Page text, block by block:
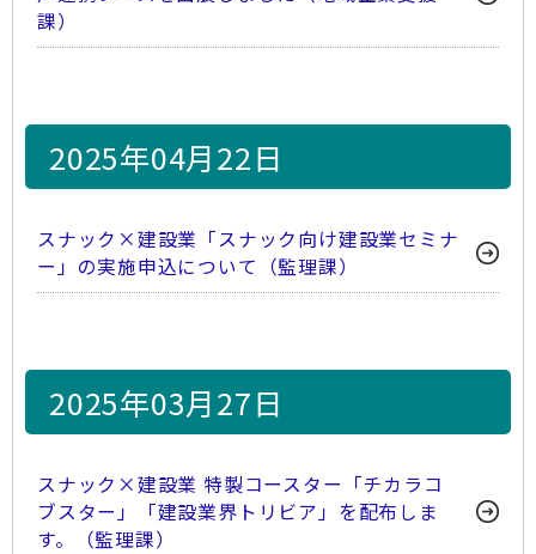
課）
2025年04月22日
スナック×建設業「スナック向け建設業セミナ
ー」の実施申込について（監理課）
2025年03月27日
スナック×建設業 特製コースター「チカラコ
ブスター」「建設業界トリビア」を配布しま
す。（監理課）